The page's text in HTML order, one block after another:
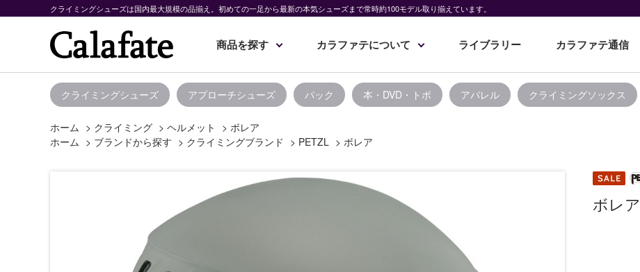
クライミングシューズは国内最大規模の品揃え。初めての一足から最新の本気シューズまで常時約100モデル取り揃えています。
商品を探す カラファテについて ライブラリー カラファテ通信
クライミングシューズ アプローチシューズ パック 本・DVD・トポ アパレル クライミングソックス
ホーム > クライミング > ヘルメット > ボレア
ホーム > ブランドから探す > クライミングブランド > PETZL > ボレア
ボレア